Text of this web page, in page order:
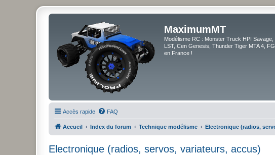
MaximumMT
Modélisme RC : Monster Truck HPI
LST, Cen Genesis, Thunder Tiger MTA 4,
en France !
Accès rapide FAQ
Accueil Index du forum Technique modélisme Electronique (radios,
Electronique (radios, servos, variateurs, accus)